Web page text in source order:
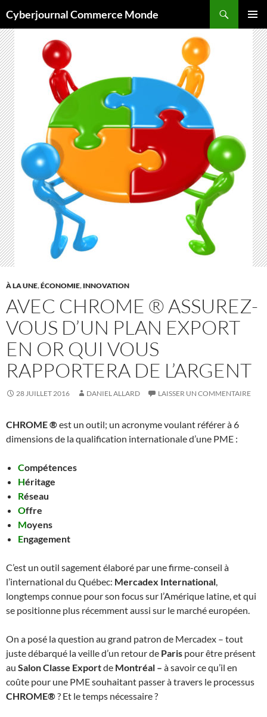
au
contenu
Cyberjournal Commerce Monde
MENU
À LA UNE,ÉCONOMIE, INNOVATION
AVEC CHROME ® ASSUREZ-
VOUS D’UN PLAN EXPORT
EN OR QUI VOUS
RAPPORTERA DE L’ARGENT
28 JUILLET 2016 DANIEL ALLARD LAISSER UN COMMENTAIRE
CHROME ®est un outil; un acronyme voulant référer à 6
dimensions de la qualification internationale d’une PME :
Compétences
Héritage
Réseau
Offre
Moyens
Engagement
C’est un outil sagement élaboré par une firme-conseil à
l’international du Québec: Mercadex International,
longtemps connue pour son focus sur l’Amérique latine, et qui
se positionne plus récemment aussi sur le marché européen.
On a posé la question au grand patron de Mercadex – tout
juste débarqué la veille d’un retour de Paris pour être présent
au Salon Classe Exportde Montréal – à savoir ce qu’il en
coûte pour une PME souhaitant passer à travers le processus
CHROME®? Et le temps nécessaire ?